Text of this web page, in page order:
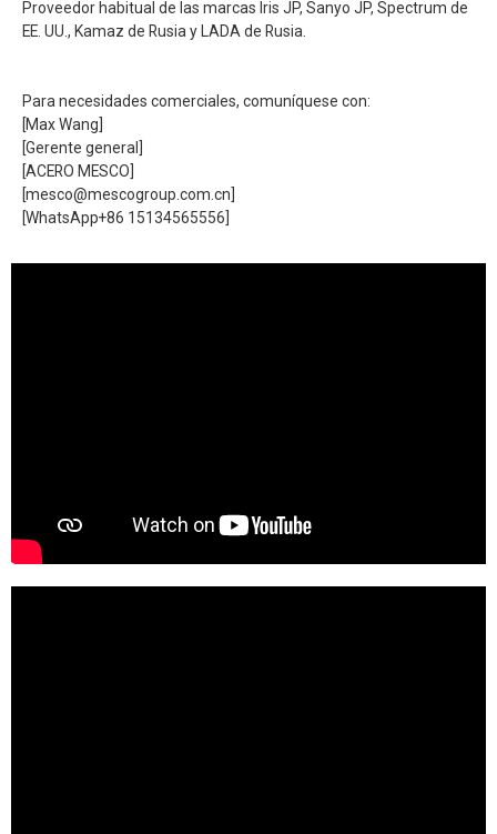
Proveedor habitual de las marcas Iris JP, Sanyo JP, Spectrum de
EE. UU., Kamaz de Rusia y LADA de Rusia.
Para necesidades comerciales, comuníquese con:
[Max Wang]
[Gerente general]
[ACERO MESCO]
[mesco@mescogroup.com.cn]
[WhatsApp+86 15134565556]